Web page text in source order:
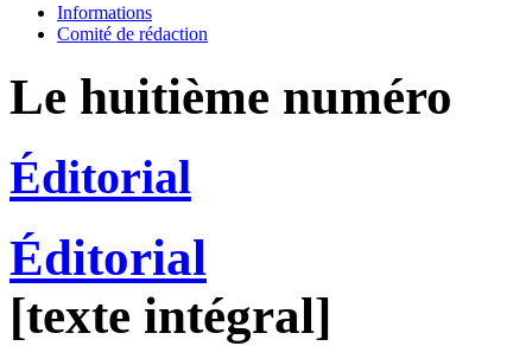
Informations
Comité de rédaction
Le huitième numéro
Éditorial
Éditorial
[texte intégral]